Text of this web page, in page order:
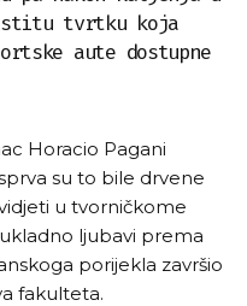
tvrtku koja
aute dostupne
Horacio Pagani
su to bile drvene
u tvorničkome
ljubavi prema
porijekla završio
fakulteta.